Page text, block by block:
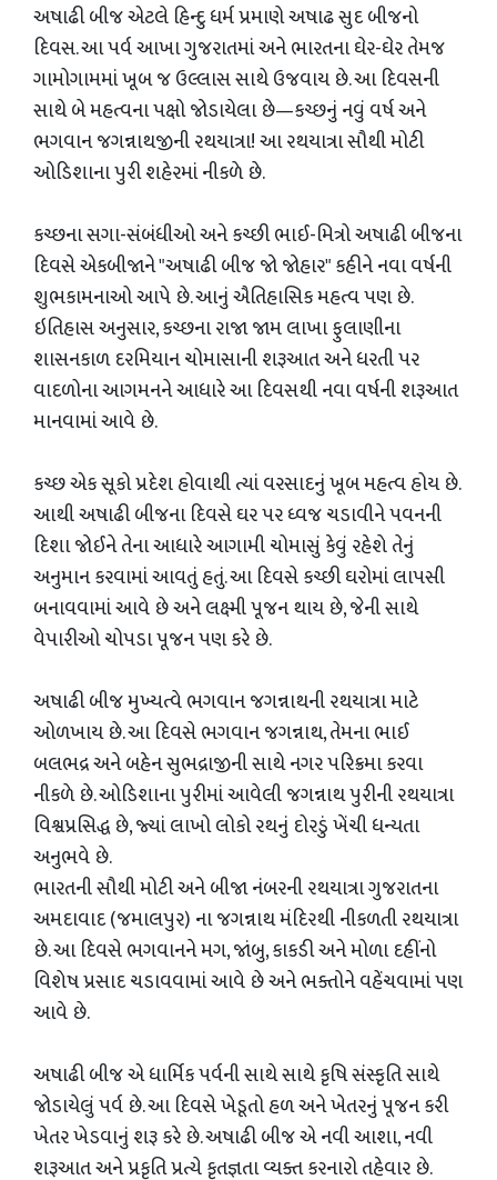
​અષાઢી બીજ એટલે હિન્દુ ધર્મ પ્રમાણે અષાઢ સુદ બીજનો
દિવસ. આ પર્વ આખા ગુજરાતમાં અને ભારતના ઘેર-ઘેર તેમજ
ગામોગામમાં ખૂબ જ ઉલ્લાસ સાથે ઉજવાય છે. આ દિવસની
સાથે બે મહત્વના પક્ષો જોડાયેલા છે—કચ્છનું નવું વર્ષ અને
ભગવાન જગન્નાથજીની રથયાત્રા! આ રથયાત્રા સૌથી મોટી
ઓડિશાના પુરી શહેરમાં નીકળે છે.
​કચ્છના સગા-સંબંધીઓ અને કચ્છી ભાઈ-મિત્રો અષાઢી બીજના
દિવસે એકબીજાને "અષાઢી બીજ જો જોહાર" કહીને નવા વર્ષની
શુભકામનાઓ આપે છે. આનું ઐતિહાસિક મહત્વ પણ છે.
ઇતિહાસ અનુસાર, કચ્છના રાજા જામ લાખા ફુલાણીના
શાસનકાળ દરમિયાન ચોમાસાની શરૂઆત અને ધરતી પર
વાદળોના આગમનને આધારે આ દિવસથી નવા વર્ષની શરૂઆત
માનવામાં આવે છે.
​કચ્છ એક સૂકો પ્રદેશ હોવાથી ત્યાં વરસાદનું ખૂબ મહત્વ હોય છે.
આથી અષાઢી બીજના દિવસે ઘર પર ધ્વજ ચડાવીને પવનની
દિશા જોઈને તેના આધારે આગામી ચોમાસું કેવું રહેશે તેનું
અનુમાન કરવામાં આવતું હતું. આ દિવસે કચ્છી ઘરોમાં લાપસી
બનાવવામાં આવે છે અને લક્ષ્મી પૂજન થાય છે, જેની સાથે
વેપારીઓ ચોપડા પૂજન પણ કરે છે.
અષાઢી બીજ મુખ્યત્વે ભગવાન જગન્નાથની રથયાત્રા માટે
ઓળખાય છે. આ દિવસે ભગવાન જગન્નાથ, તેમના ભાઈ
બલભદ્ર અને બહેન સુભદ્રાજીની સાથે નગર પરિક્રમા કરવા
નીકળે છે. ઓડિશાના પુરીમાં આવેલી જગન્નાથ પુરીની રથયાત્રા
વિશ્વપ્રસિદ્ધ છે, જ્યાં લાખો લોકો રથનું દોરડું ખેંચી ધન્યતા
અનુભવે છે.
​ભારતની સૌથી મોટી અને બીજા નંબરની રથયાત્રા ગુજરાતના
અમદાવાદ (જમાલપુર) ના જગન્નાથ મંદિરથી નીકળતી રથયાત્રા
છે. આ દિવસે ભગવાનને મગ, જાંબુ, કાકડી અને મોળા દહીંનો
વિશેષ પ્રસાદ ચડાવવામાં આવે છે અને ભક્તોને વહેંચવામાં પણ
આવે છે.
​અષાઢી બીજ એ ધાર્મિક પર્વની સાથે સાથે કૃષિ સંસ્કૃતિ સાથે
જોડાયેલું પર્વ છે. આ દિવસે ખેડૂતો હળ અને ખેતરનું પૂજન કરી
ખેતર ખેડવાનું શરૂ કરે છે. અષાઢી બીજ એ નવી આશા, નવી
શરૂઆત અને પ્રકૃતિ પ્રત્યે કૃતજ્ઞતા વ્યક્ત કરનારો તહેવાર છે.